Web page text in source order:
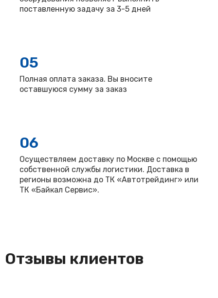
поставленную задачу за 3-5 дней
05
Полная оплата заказа. Вы вносите
оставшуюся сумму за заказ
06
Осуществляем доставку по Москве с помощью
собственной службы логистики. Доставка в
регионы возможна до ТК «Автотрейдинг» или
ТК «Байкал Сервис».
Отзывы клиентов